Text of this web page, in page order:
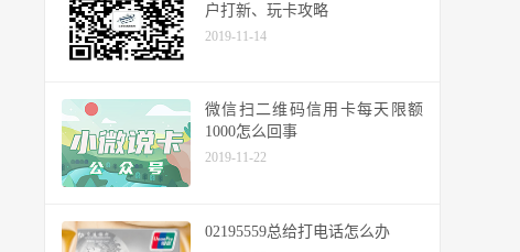
户打新、玩卡攻略
2019-11-14
微信扫二维码信用卡每天限额
1000怎么回事
2019-11-22
02195559总给打电话怎么办